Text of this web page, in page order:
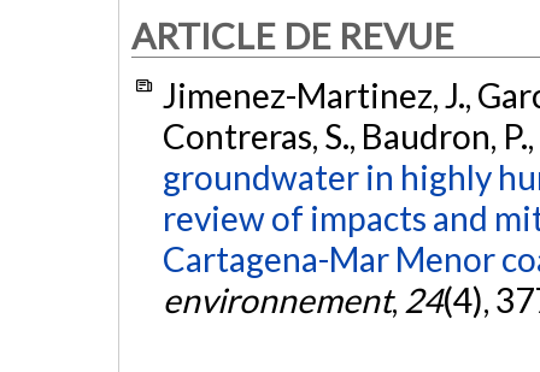
ARTICLE DE REVUE
Jimenez-Martinez, J.,
Contreras, S., Baudron,
groundwater in highly
review of impacts and
Cartagena-Mar Menor
environnement, 24(4),